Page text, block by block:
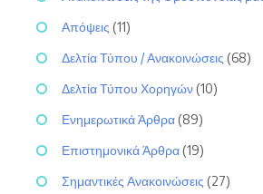
Απόψεις (11)
Δελτία Τύπου / Ανακοινώσεις (68)
Δελτία Τύπου Χορηγών (10)
Ενημερωτικά Άρθρα (89)
Επιστημονικά Άρθρα (19)
Σημαντικές Ανακοινώσεις (27)